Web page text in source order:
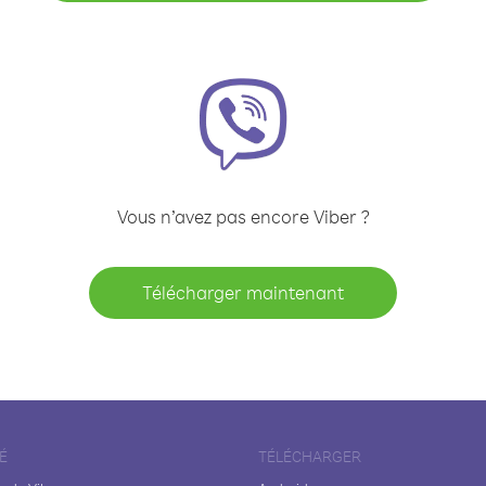
Vous n’avez pas encore Viber ?
Télécharger maintenant
TÉLÉCHARGER